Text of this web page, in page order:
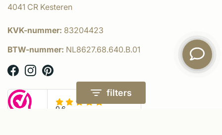
filters
4041 CR Kesteren
KVK-nummer: 83204423
BTW-nummer: NL8627.68.640.B.01